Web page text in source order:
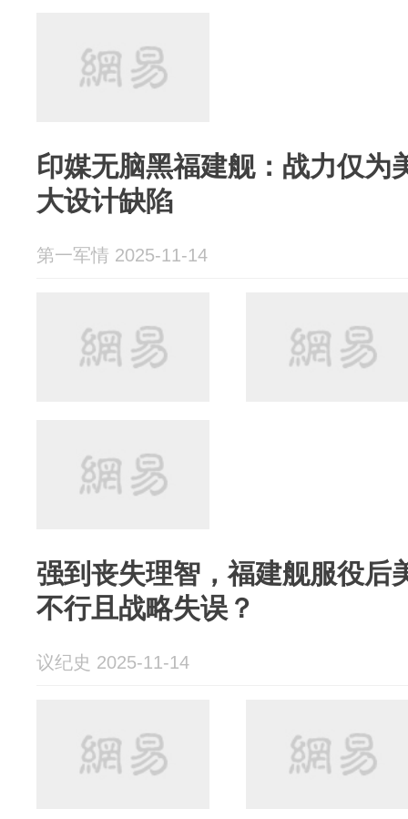
印媒无脑黑福建舰：战力仅为
大设计缺陷
第一军情 2025-11-14
强到丧失理智，福建舰服役后
不行且战略失误？
议纪史 2025-11-14